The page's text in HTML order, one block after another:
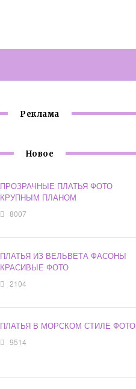
Реклама
Новое
ПРОЗРАЧНЫЕ ПЛАТЬЯ ФОТО
КРУПНЫМ ПЛАНОМ
8007
ПЛАТЬЯ ИЗ ВЕЛЬВЕТА ФАСОНЫ
КРАСИВЫЕ ФОТО
2104
ПЛАТЬЯ В МОРСКОМ СТИЛЕ ФОТО
9514